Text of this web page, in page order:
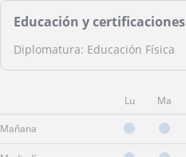
Educación y certificaciones
Diplomatura: Educación Física
Lu Ma
Mañana